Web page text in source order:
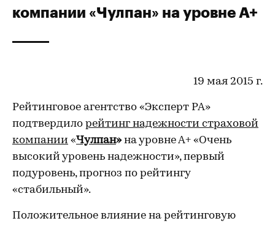
компании «Чулпан» на уровне А+
19 мая 2015 г.
Рейтинговое агентство «Эксперт РА»
подтвердило рейтинг надежности страховой
компании «Чулпан»на уровне А+ «Очень
высокий уровень надежности», первый
подуровень, прогноз по рейтингу
«стабильный».
Положительное влияние на рейтинговую